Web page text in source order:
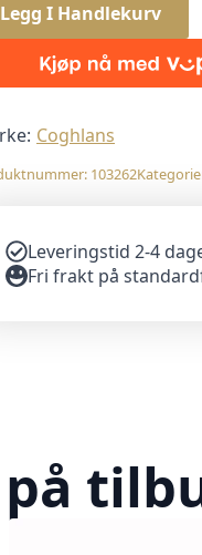
Legg I Handlekurv
Coghlans
103262
Leveringstid 2-4
Fri frakt på